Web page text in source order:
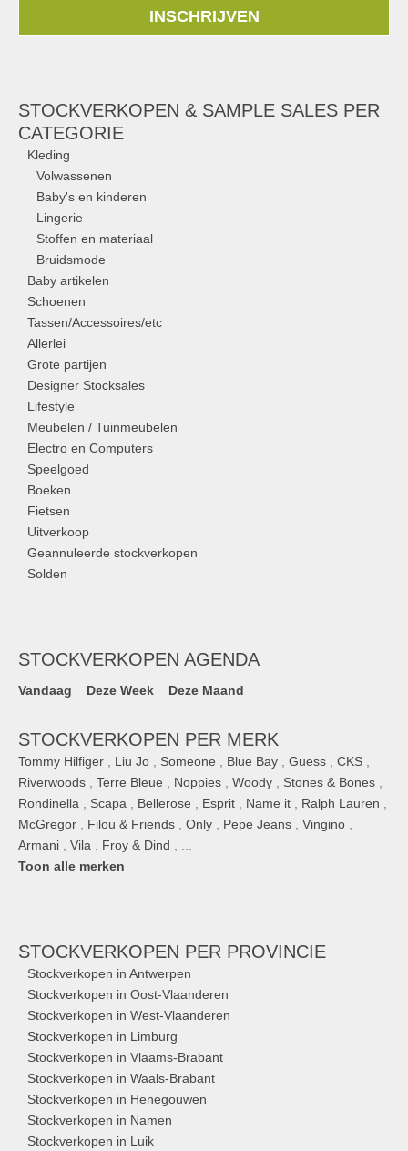
INSCHRIJVEN
STOCKVERKOPEN & SAMPLE SALES PER
CATEGORIE
Kleding
Volwassenen
Baby's en kinderen
Lingerie
Stoffen en materiaal
Bruidsmode
Baby artikelen
Schoenen
Tassen/Accessoires/etc
Allerlei
Grote partijen
Designer Stocksales
Lifestyle
Meubelen / Tuinmeubelen
Electro en Computers
Speelgoed
Boeken
Fietsen
Uitverkoop
Geannuleerde stockverkopen
Solden
STOCKVERKOPEN AGENDA
Vandaag Deze Week Deze Maand
STOCKVERKOPEN PER MERK
Tommy Hilfiger Liu Jo Someone Blue Bay Guess CKS
Riverwoods
Terre Bleue Noppies Woody Stones & Bones
Rondinella
Scapa Bellerose Esprit Name it Ralph Lauren
McGregor
Filou & Friends Only Pepe Jeans Vingino
Armani
Vila Froy & Dind
Toon alle merken
STOCKVERKOPEN PER PROVINCIE
Stockverkopen in Antwerpen
Stockverkopen in Oost-Vlaanderen
Stockverkopen in West-Vlaanderen
Stockverkopen in Limburg
Stockverkopen in Vlaams-Brabant
Stockverkopen in Waals-Brabant
Stockverkopen in Henegouwen
Stockverkopen in Namen
Stockverkopen in Luik